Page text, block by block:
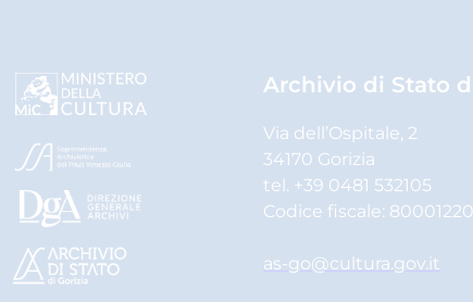
Archivio di Stato
Via dell’Ospitale, 2
34170 Gorizia
tel. +39 0481 532105
Codice fiscale:
as-go@cultura.gov.it